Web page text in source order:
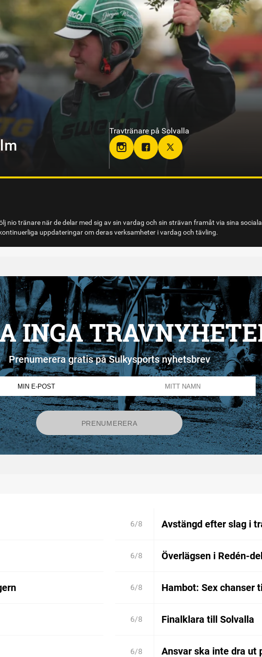
Travtränare på Axevalla
tränare när de delar med sig av sin vardag och sin strävan framåt via sina
uppdateringar om deras verksamheter i vardag och tävling.
INGA
Prenumerera gratis på Sulkysports nyhetsbrev
6/8 Avstängd efter slag i
6/8 Överlägsen i Redén-
6/8 Hambot: Sex chanser
6/8 Finalklara till Solvalla
6/8 Ansvar ska inte dra ut